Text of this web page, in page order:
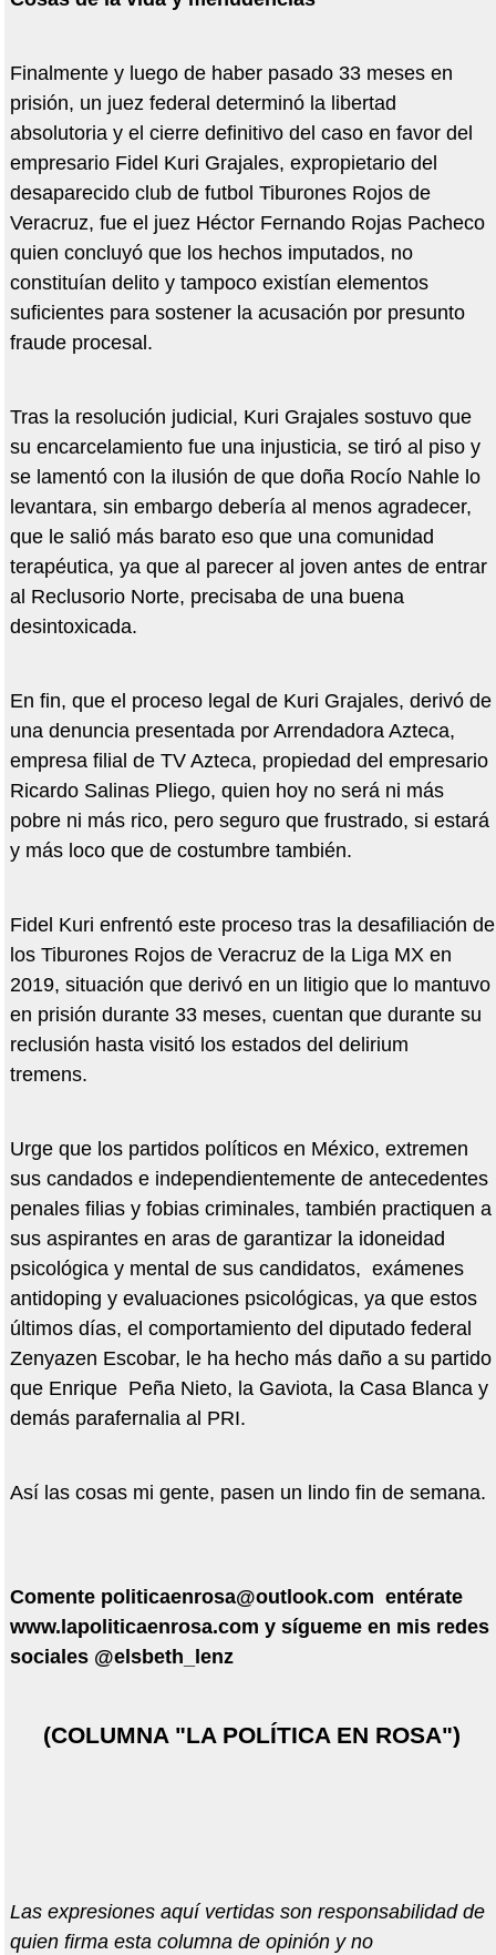
Finalmente y luego de haber pasado 33 meses en
prisión, un juez federal determinó la libertad
absolutoria y el cierre definitivo del caso en favor del
empresario Fidel Kuri Grajales, expropietario del
desaparecido club de futbol Tiburones Rojos de
Veracruz, fue el juez Héctor Fernando Rojas Pacheco
quien concluyó que los hechos imputados, no
constituían delito y tampoco existían elementos
suficientes para sostener la acusación por presunto
fraude procesal.
Tras la resolución judicial, Kuri Grajales sostuvo que
su encarcelamiento fue una injusticia, se tiró al piso y
se lamentó con la ilusión de que doña Rocío Nahle lo
levantara, sin embargo debería al menos agradecer,
que le salió más barato eso que una comunidad
terapéutica, ya que al parecer al joven antes de entrar
al Reclusorio Norte, precisaba de una buena
desintoxicada.
En fin, que el proceso legal de Kuri Grajales, derivó de
una denuncia presentada por Arrendadora Azteca,
empresa filial de TV Azteca, propiedad del empresario
Ricardo Salinas Pliego, quien hoy no será ni más
pobre ni más rico, pero seguro que frustrado, si estará
y más loco que de costumbre también.
Fidel Kuri enfrentó este proceso tras la desafiliación de
los Tiburones Rojos de Veracruz de la Liga MX en
2019, situación que derivó en un litigio que lo mantuvo
en prisión durante 33 meses, cuentan que durante su
reclusión hasta visitó los estados del delirium
tremens.
Urge que los partidos políticos en México, extremen
sus candados e independientemente de antecedentes
penales filias y fobias criminales, también practiquen a
sus aspirantes en aras de garantizar la idoneidad
psicológica y mental de sus candidatos, exámenes
antidoping y evaluaciones psicológicas, ya que estos
últimos días, el comportamiento del diputado federal
Zenyazen Escobar, le ha hecho más daño a su partido
que Enrique Peña Nieto, la Gaviota, la Casa Blanca y
demás parafernalia al PRI.
Así las cosas mi gente, pasen un lindo fin de semana.
Comente politicaenrosa@outlook.com entérate
www.lapoliticaenrosa.com y sígueme en mis redes
sociales @elsbeth_lenz
(COLUMNA "LA POLÍTICA EN ROSA")
Las expresiones aquí vertidas son responsabilidad de
quien firma esta columna de opinión y no